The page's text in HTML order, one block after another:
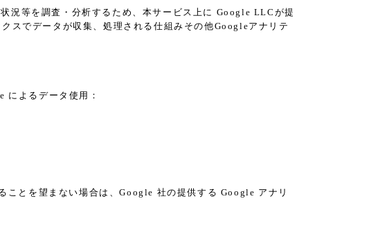
況等を調査・分析するため、本サービス上に Google LLCが提
スでデータが収集、処理される仕組みその他Googleアナリテ
によるデータ使用：
とを望まない場合は、Google 社の提供する Google アナリ